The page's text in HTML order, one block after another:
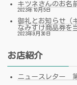
キツネさんのお名
2023年10月5日
御礼とお知らせ（
なみすけ商品券を
2023年9月30日
お店紹介
ニュースレター